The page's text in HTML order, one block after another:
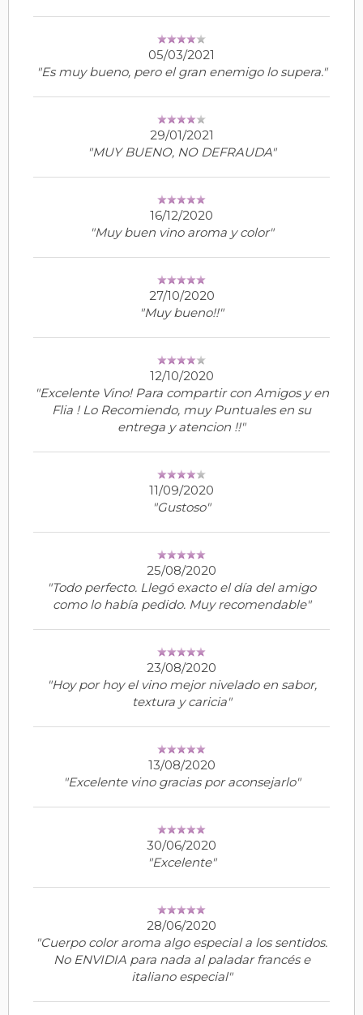
05/03/2021
"Es muy bueno, pero el gran enemigo lo supera."
29/01/2021
"MUY BUENO, NO DEFRAUDA"
16/12/2020
"Muy buen vino aroma y color"
27/10/2020
"Muy bueno!!"
12/10/2020
"Excelente Vino! Para compartir con Amigos y en
Flia ! Lo Recomiendo, muy Puntuales en su
entrega y atencion !!"
11/09/2020
"Gustoso"
25/08/2020
"Todo perfecto. Llegó exacto el día del amigo
como lo había pedido. Muy recomendable"
23/08/2020
"Hoy por hoy el vino mejor nivelado en sabor,
textura y caricia"
13/08/2020
"Excelente vino gracias por aconsejarlo"
30/06/2020
"Excelente"
28/06/2020
"Cuerpo color aroma algo especial a los sentidos.
No ENVIDIA para nada al paladar francés e
italiano especial"